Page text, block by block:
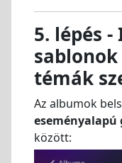
5. lépés -
témák
Az albumok
között: